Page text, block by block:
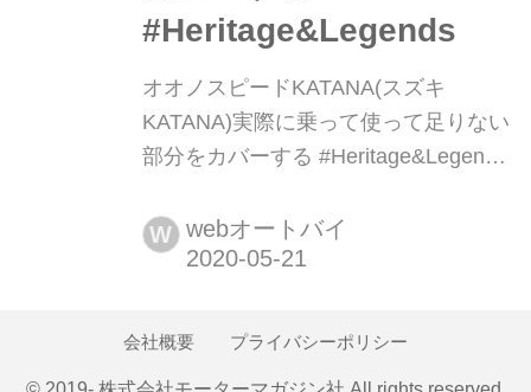
#Heritage&Legends
オオノスピードKATANA(スズキ
KATANA)実際に乗って使って足りない
部分をカバーする #Heritage&Legends
重視 スズキGSX1100S/750Sカタナ用
に、微に入り細に入ったパーツ群を展
ピード。その新作パーツ群装着車にし
W webオートバイ
会社概要 プライバシーポリシー